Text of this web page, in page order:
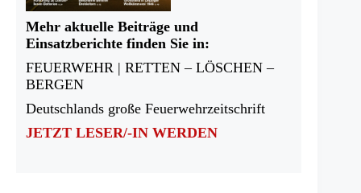
Mehr aktuelle Beiträge und
Einsatzberichte finden Sie in:
FEUERWEHR | RETTEN – LÖSCHEN –
BERGEN
Deutschlands große Feuerwehrzeitschrift
JETZT LESER/-IN WERDEN